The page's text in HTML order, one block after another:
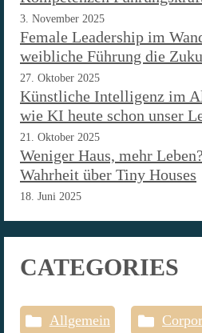
3. November 2025
Female Leadership im
weibliche Führung die
27. Oktober 2025
Künstliche Intelligenz im
wie KI heute schon unser
21. Oktober 2025
Weniger Haus, mehr
Wahrheit über Tiny Houses
18. Juni 2025
CATEGORIES
Allgemein